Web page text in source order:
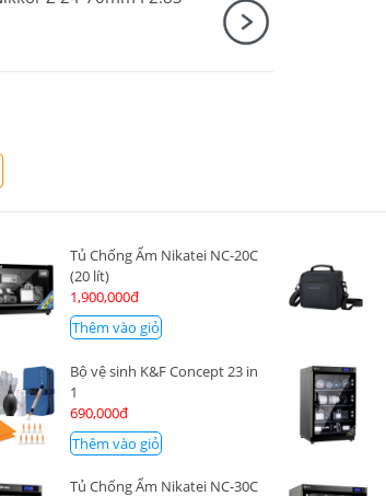
Tủ Chống Ẩm Nikatei NC-20C
(20 lít)
1,900,000đ
Thêm vào giỏ
Bộ vệ sinh K&F Concept 23 in
1
690,000đ
Thêm vào giỏ
Tủ Chống Ẩm Nikatei NC-30C